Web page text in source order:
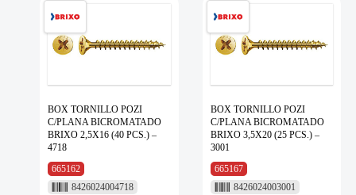
BOX TORNILLO POZI
C/PLANA BICROMATADO
BRIXO 2,5X16 (40 PCS.) –
4718
665162
8426024004718
BOX TORNILLO POZI
C/PLANA BICROMATADO
BRIXO 3,5X20 (25 PCS.) –
3001
665167
8426024003001